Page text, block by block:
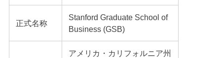
正式名称
Stanford Graduate School of
Business (GSB)
アメリカ・カリフォルニア州